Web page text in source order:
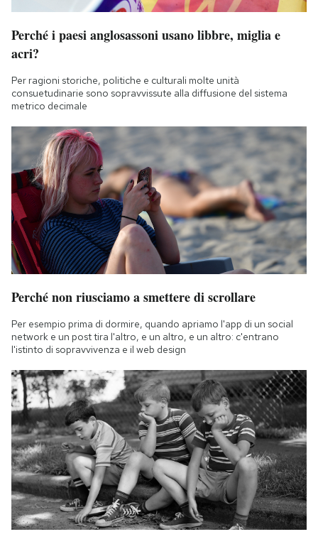
Perché i paesi anglosassoni usano libbre, miglia e
acri?
Per ragioni storiche, politiche e culturali molte unità
consuetudinarie sono sopravvissute alla diffusione del sistema
metrico decimale
Perché non riusciamo a smettere di scrollare
Per esempio prima di dormire, quando apriamo l'app di un social
network e un post tira l'altro, e un altro, e un altro: c'entrano
l'istinto di sopravvivenza e il web design